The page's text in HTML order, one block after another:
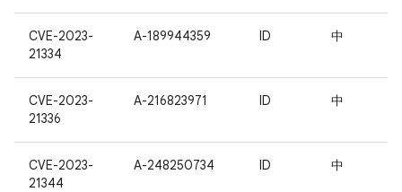
CVE-2023-
21334
A-189944359 ID 中
CVE-2023-
21336
A-216823971 ID 中
CVE-2023-
21344
A-248250734 ID 中